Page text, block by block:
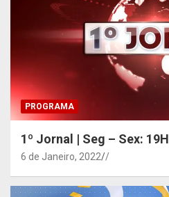
PROGRAMA
1º Jornal | Seg – Sex: 19H
6 de Janeiro, 2022 /